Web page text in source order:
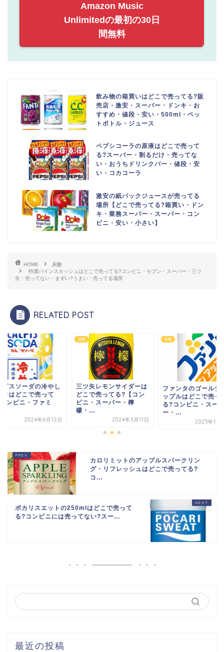
Amazon Music
Unlimitedの最初の30日
間無料
飲み物の箱買いはどこで売ってる?販
売店・激安・スーパー・ドンキ・お
すすめ・値段・安い・500ml・ペッ
トボトル・ジュース
ペプシコーラの原液はどこで売って
る?スーパー・割るだけ・売ってな
い・おうちドリンクバー・値段・安
い・コカコーラ
激安の紙パックジュースが売ってる
場所【どこで売ってる?箱買い・ドン
キ・業務スーパー・スーパー・コン
ビニ・安い・小さい】
HOME
炭酸
特濃パインスカッシュはどこで売ってる?コンビニ・セブン・スーパー・三ツ
矢・売ってない・まずい?うまい・売ってる場所
RELATED POST
ツ矢レモンサイダーは
こで売ってる?【コン
ニ・スーパー・檸
・...
2024年3月11日
炭酸
ファンタのゴールデンア
ップルはどこで売って
る?コンビニ・スーパ
ー・...
2025年11月25日
炭酸
カルピスソーダ
パインはどこで
る?コンビニ・フ
マ・...
2024
カロリミットのアップルスパークリン
グ・リフレッシュはどこで売ってる?
コ...
ポカリスエットの250mlはどこで売って
る?コンビニには売ってない?スー...
最近の投稿